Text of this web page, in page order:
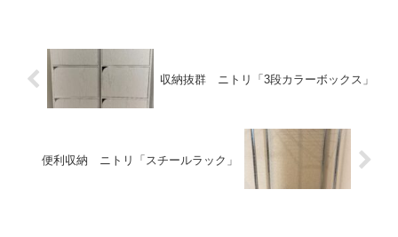
収納抜群 ニトリ「3段カラーボックス」
便利収納 ニトリ「スチールラック」